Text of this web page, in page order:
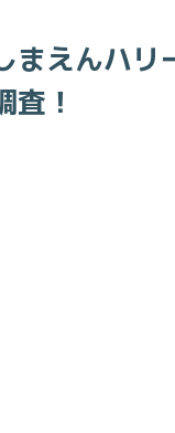
まえんハリ
査！